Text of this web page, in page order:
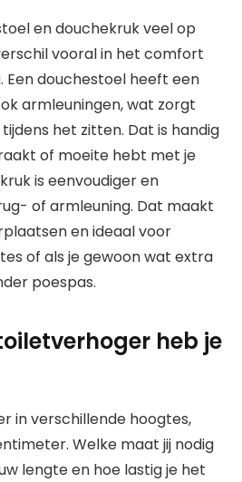
en douchekruk veel op
vooral in het comfort
Een douchestoel heeft een
armleuningen, wat zorgt
het zitten. Dat is handig
of moeite hebt met je
is eenvoudiger en
of armleuning. Dat maakt
en ideaal voor
of als je gewoon wat extra
poespas.
heb je
in verschillende hoogtes,
Welke maat jij nodig
lengte en hoe lastig je het